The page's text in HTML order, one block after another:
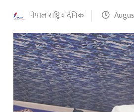
नेपाल राष्ट्रिय दैनिक